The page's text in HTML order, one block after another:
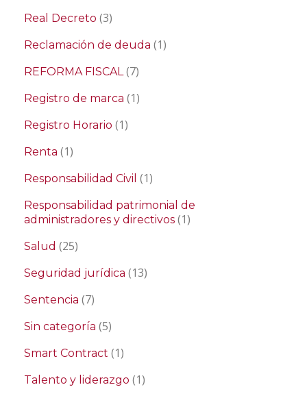
Real Decreto (3)
Reclamación de deuda (1)
REFORMA FISCAL(7)
Registro de marca (1)
Registro Horario (1)
Renta (1)
Responsabilidad Civil (1)
Responsabilidad patrimonial de
administradores y directivos (1)
Salud (25)
Seguridad jurídica (13)
Sentencia (7)
Sin categoría (5)
Smart Contract (1)
Talento y liderazgo (1)